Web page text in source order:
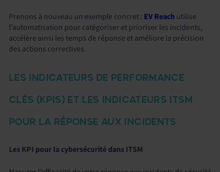
Prenons à nouveau un exemple concret : EV Reach utilise
l’automatisation pour catégoriser et prioriser les incidents,
accélère ainsi les temps de réponse et améliore la précision
des actions correctives.
LES INDICATEURS DE PERFORMANCE
CLÉS (KPIS) ET LES INDICATEURS ITSM
POUR LA RÉPONSE AUX INCIDENTS
Les KPI pour la cybersécurité dans ITSM